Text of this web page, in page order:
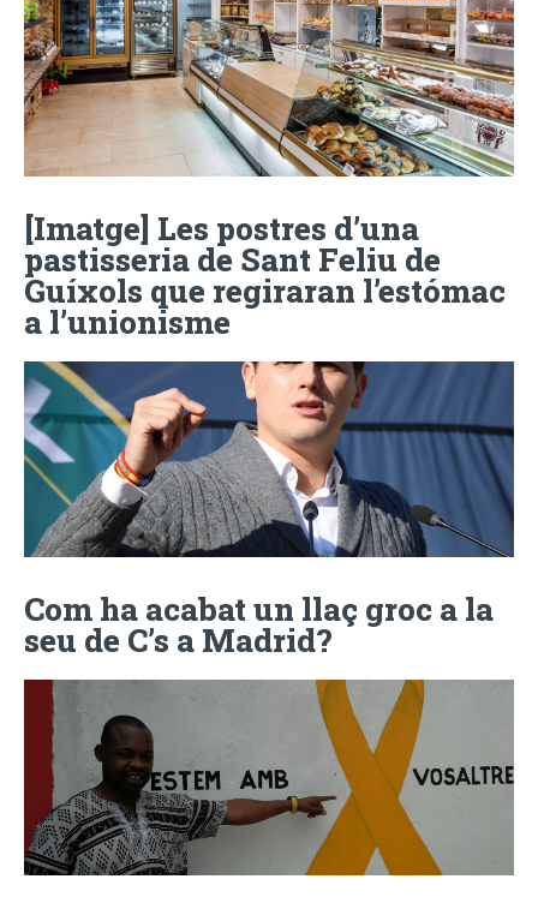
[Imatge] Les postres d’una
pastisseria de Sant Feliu de
Guíxols que regiraran l’estómac
a l’unionisme
Com ha acabat un llaç groc a la
seu de C’s a Madrid?